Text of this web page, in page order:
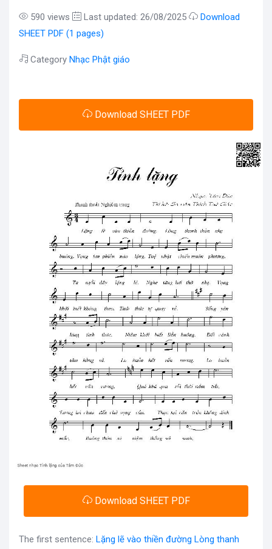
590 views Last updated: 26/08/2025
Download
SHEET PDF (1 pages)
Category Nhạc Phật giáo
Download SHEET PDF
Download SHEET PDF
The first sentence: Lặng lẽ vào thiền đường Lòng thanh